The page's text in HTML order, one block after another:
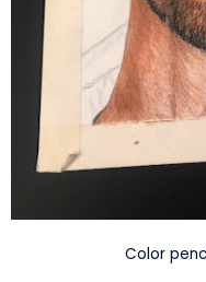
Color